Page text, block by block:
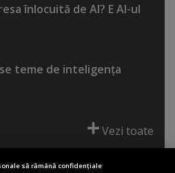
înlocuită de AI? E AI-ul
se teme de inteligenţa
Vezi toate
să rămână confidențiale